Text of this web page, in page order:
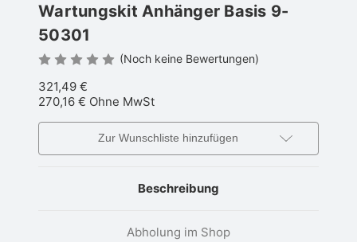
Wartungskit Anhänger Basis 9-
50301
(Noch keine Bewertungen)
321,49 €
270,16 € Ohne MwSt
Zur Wunschliste hinzufügen
Beschreibung
Abholung im Shop